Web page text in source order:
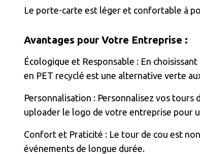
Le porte-carte est léger et confortable à
Avantages pour Votre Entreprise :
Écologique et Responsable : En
en PET recyclé est une alternative verte
Personnalisation : Personnalisez vos
uploader le logo de votre entreprise pour
Confort et Praticité : Le tour de cou est
événements de longue durée.